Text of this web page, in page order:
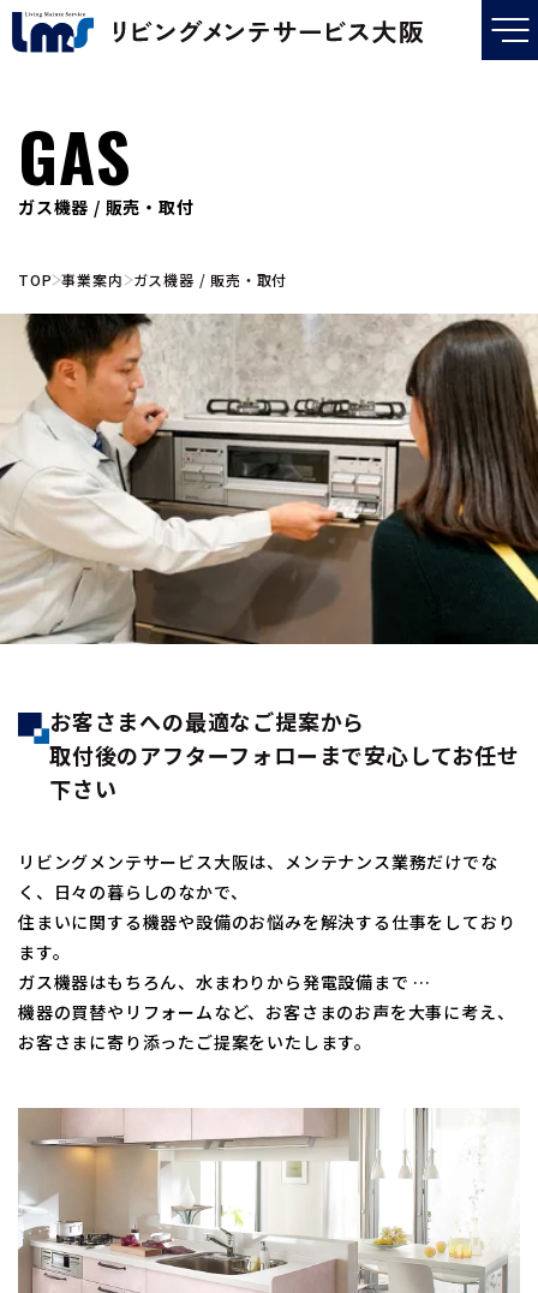
GAS
ガス機器 / 販売・取付
TOP 事業案内 ガス機器 / 販売・取付
お客さまへの最適なご提案から
取付後のアフターフォローまで安心してお任せ
下さい
リビングメンテサービス大阪は、メンテナンス業務だけでな
く、日々の暮らしのなかで、
住まいに関する機器や設備のお悩みを解決する仕事をしており
ます。
ガス機器はもちろん、水まわりから発電設備まで …
機器の買替やリフォームなど、お客さまのお声を大事に考え、
お客さまに寄り添ったご提案をいたします。